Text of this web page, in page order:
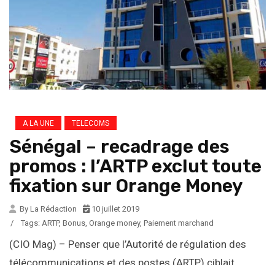
A LA UNE TELECOMS
Sénégal – recadrage des
promos : l’ARTP exclut toute
fixation sur Orange Money
By La Rédaction
10 juillet 2019
/
Tags: ARTP, Bonus Orange money, Paiement marchand
(CIO Mag) – Penser que l’Autorité de régulation des
télécommunications et des postes (ARTP) ciblait